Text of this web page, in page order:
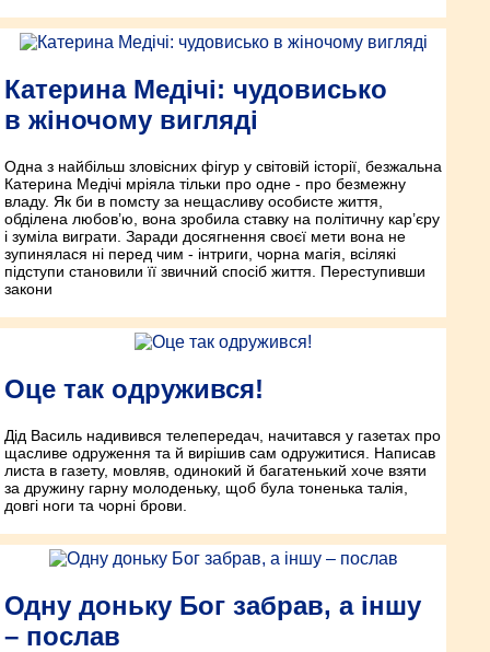
Катерина Медічі: чудовисько
в жіночому вигляді
Одна з найбільш зловісних фігур у світовій історії, безжальна
Катерина Медічі мріяла тільки про одне - про безмежну
владу. Як би в помсту за нещасливу особисте життя,
обділена любов’ю, вона зробила ставку на політичну кар’єру
і зуміла виграти. Заради досягнення своєї мети вона не
зупинялася ні перед чим - інтриги, чорна магія, всілякі
підступи становили її звичний спосіб життя. Переступивши
закони
Оце так одружився!
Дід Василь надивився телепередач, начитався у газетах про
щасливе одруження та й вирішив сам одружитися. Написав
листа в газету, мовляв, одинокий й багатенький хоче взяти
за дружину гарну молоденьку, щоб була тоненька талія,
довгі ноги та чорні брови.
Одну доньку Бог забрав, а іншу
– послав